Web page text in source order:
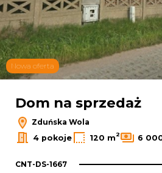
Nowa oferta
Dom na sprzedaż
Zduńska Wola
4 pokoje
120 m2 6
CNT-DS-1667